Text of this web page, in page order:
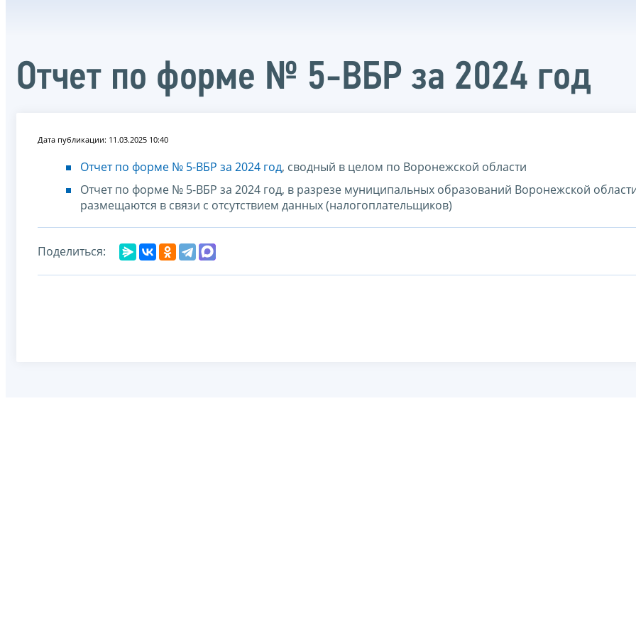
Отчет по форме № 5-ВБР за 2024 год
Дата публикации: 11.03.2025 10:40
Отчет по форме № 5-ВБР за 2024 год, сводный в целом по Воронежской области
Отчет по форме № 5-ВБР за 2024 год, в разрезе муниципальных образований Воронежской
размещаются в связи с отсутствием данных (налогоплательщиков)
Поделиться: